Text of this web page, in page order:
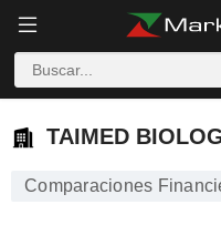
TAIMED BIOLOGICS
TAIMED
Comparaciones